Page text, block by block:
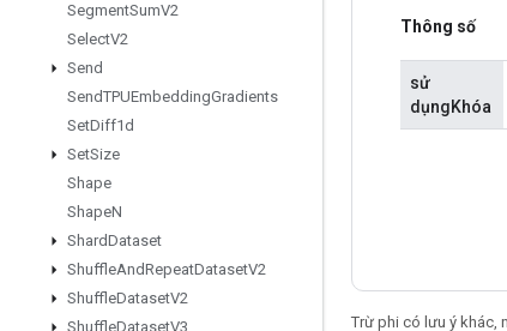
SegmentSumV2
SelectV2
Send
SendTPUEmbeddingGradients
SetDiff1d
SetSize
Shape
ShapeN
ShardDataset
ShuffleAndRepeatDatasetV2
ShuffleDatasetV2
ShuffleDatasetV3
Thông số
sử
dụngKhóa
Trừ phi có lưu ý khác,